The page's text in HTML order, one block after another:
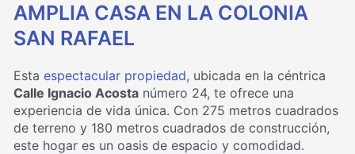
AMPLIA CASA EN LA COLONIA
SAN RAFAEL
Estaespectacular propiedad, ubicada en la céntrica
Calle Ignacio Acosta número 24, te ofrece una
experiencia de vida única. Con 275 metros cuadrados
de terreno y 180 metros cuadrados de construcción,
este hogar es un oasis de espacio y comodidad.